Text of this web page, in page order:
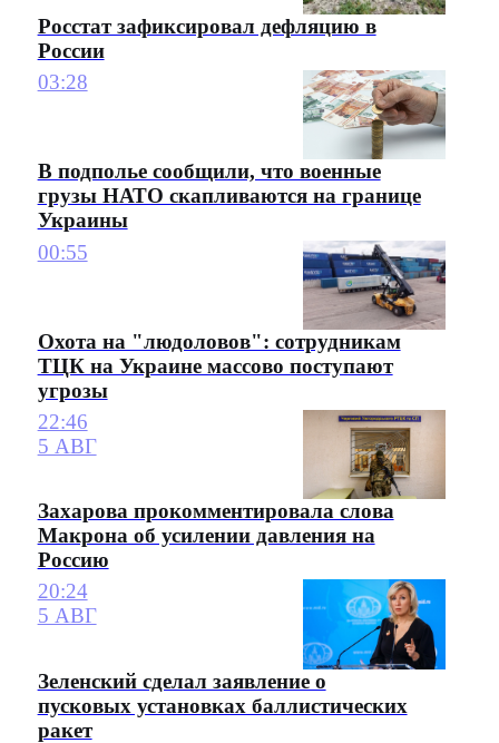
Росстат зафиксировал дефляцию в
России
03:28
В подполье сообщили, что военные
грузы НАТО скапливаются на границе
Украины
00:55
Охота на "людоловов": сотрудникам
ТЦК на Украине массово поступают
угрозы
22:46
5 АВГ
Захарова прокомментировала слова
Макрона об усилении давления на
Россию
20:24
5 АВГ
Зеленский сделал заявление о
пусковых установках баллистических
ракет